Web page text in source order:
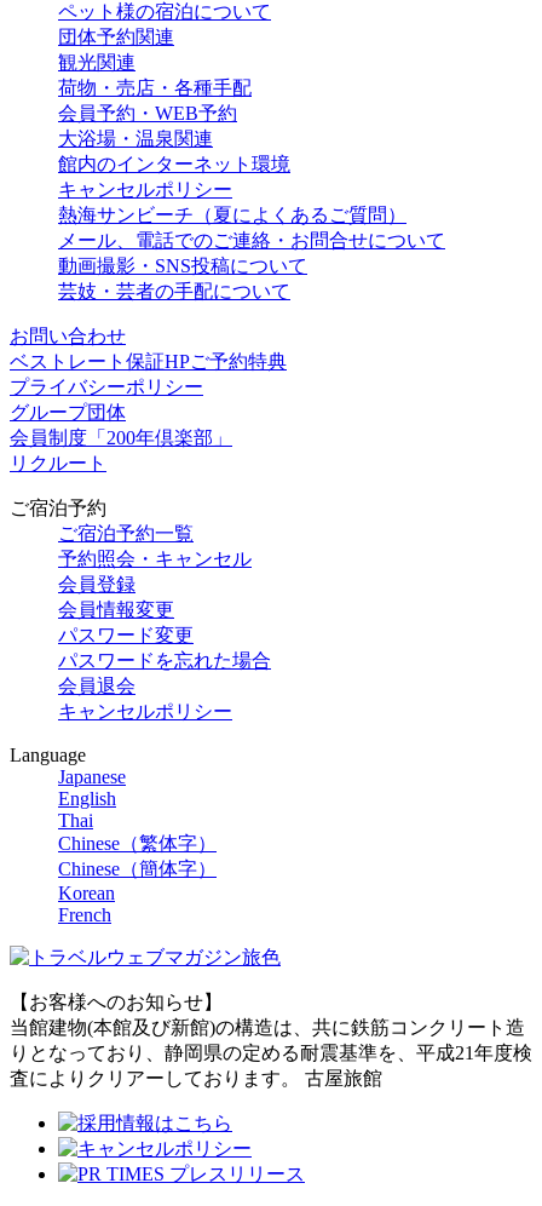
ペット様の宿泊について
団体予約関連
観光関連
荷物・売店・各種手配
会員予約・WEB予約
大浴場・温泉関連
館内のインターネット環境
キャンセルポリシー
熱海サンビーチ（夏によくあるご質問）
メール、電話でのご連絡・お問合せについて
動画撮影・SNS投稿について
芸妓・芸者の手配について
お問い合わせ
ベストレート保証HPご予約特典
プライバシーポリシー
グループ団体
会員制度「200年倶楽部」
リクルート
ご宿泊予約
ご宿泊予約一覧
予約照会・キャンセル
会員登録
会員情報変更
パスワード変更
パスワードを忘れた場合
会員退会
キャンセルポリシー
Language
Japanese
English
Thai
Chinese（繁体字）
Chinese（簡体字）
Korean
French
【お客様へのお知らせ】
当館建物(本館及び新館)の構造は、共に鉄筋コンクリート造
りとなっており、静岡県の定める耐震基準を、平成21年度検
査によりクリアーしております。 古屋旅館